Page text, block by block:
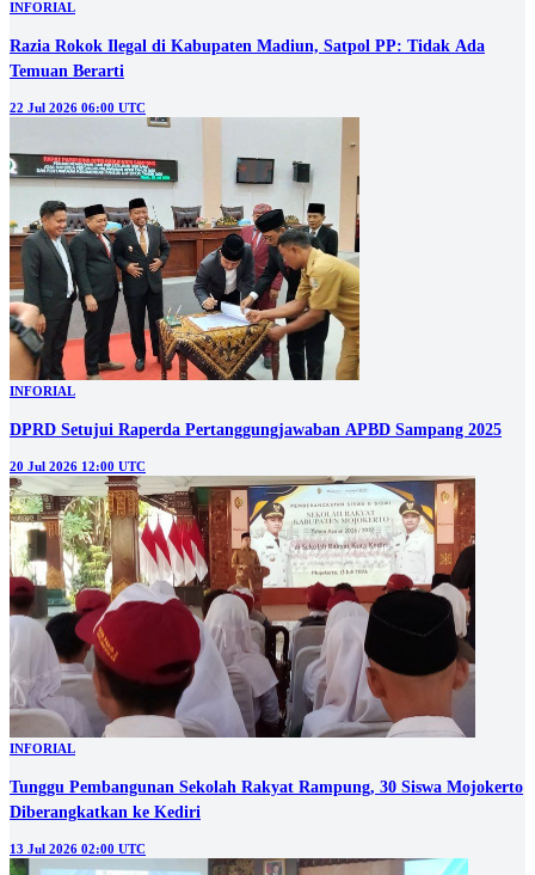
INFORIAL
Razia Rokok Ilegal di Kabupaten Madiun, Satpol PP: Tidak Ada
Temuan Berarti
22 Jul 2026 06:00 UTC
INFORIAL
DPRD Setujui Raperda Pertanggungjawaban APBD Sampang 2025
20 Jul 2026 12:00 UTC
INFORIAL
Tunggu Pembangunan Sekolah Rakyat Rampung, 30 Siswa Mojokerto
Diberangkatkan ke Kediri
13 Jul 2026 02:00 UTC